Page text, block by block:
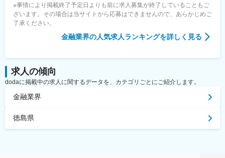
※事情により掲載終了予定日よりも前に求人募集が終了していることもご
ざいます。その場合は当サイトから応募はできませんので、あらかじめご
了承ください。
金融業界の人気求人ランキングを詳しく見る
求人の傾向
dodaに掲載中の求人に関するデータを、カテゴリごとにご紹介します。
金融業界
徳島県